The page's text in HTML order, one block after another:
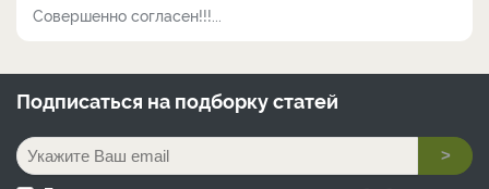
Совершенно согласен!!!...
Подписаться на подборку статей
>